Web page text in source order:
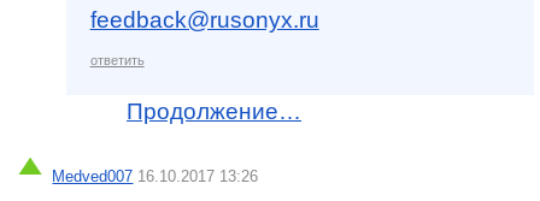
feedback@rusonyx.ru
ответить
Продолжение…
Medved007 16.10.2017 13:26